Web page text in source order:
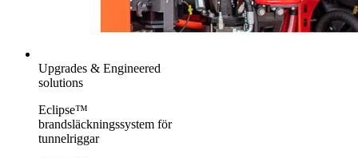
Upgrades & Engineered
solutions
Eclipse™
brandsläckningssystem för
tunnelriggar